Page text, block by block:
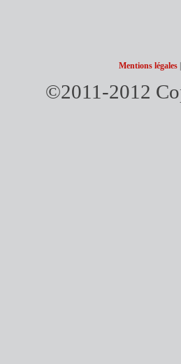
Mentions légales
©2011-2012